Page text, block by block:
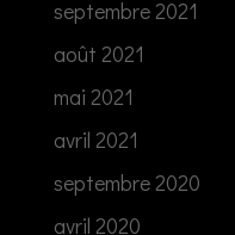
septembre 2021
août 2021
mai 2021
avril 2021
septembre 2020
avril 2020